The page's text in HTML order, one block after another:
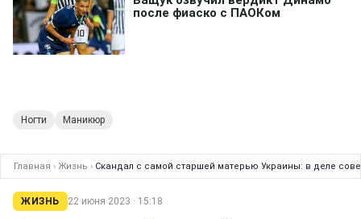
Ногти Маникюр
Главная › Жизнь › Скандал с самой старшей матерью Украины: в деле
ЖИЗНЬ 22 июня 2023 · 15:18